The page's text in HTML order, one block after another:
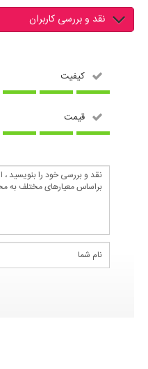
نقد و بررسی کاربران
کیفیت
قیمت